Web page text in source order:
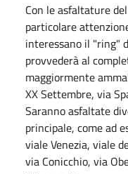
Con le asfaltature
particolare
interessano il "ring"
provvederà al
maggiormente
XX Settembre, via
Saranno asfaltate
principale, come ad
viale Venezia, viale
via Conicchio, via